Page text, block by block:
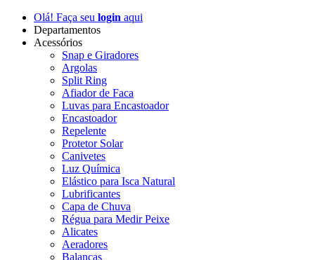
Olá! Faça seu login aqui
Departamentos
Acessórios
Snap e Giradores
Argolas
Split Ring
Afiador de Faca
Luvas para Encastoador
Encastoador
Repelente
Protetor Solar
Canivetes
Luz Química
Elástico para Isca Natural
Lubrificantes
Capa de Chuva
Régua para Medir Peixe
Alicates
Aeradores
Balanças